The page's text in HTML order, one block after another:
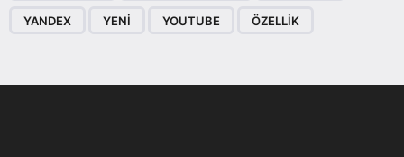
YANDEX YENI YOUTUBE ÖZELLIK